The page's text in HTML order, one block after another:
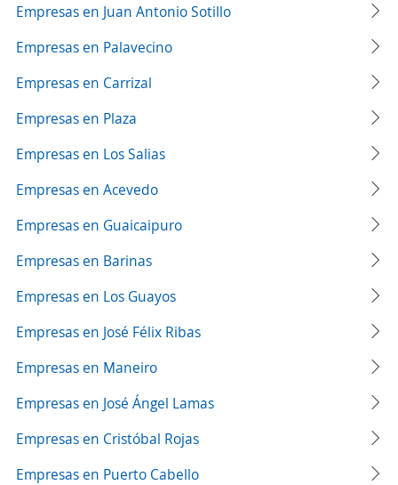
Empresas en Juan Antonio Sotillo
Empresas en Palavecino
Empresas en Carrizal
Empresas en Plaza
Empresas en Los Salias
Empresas en Acevedo
Empresas en Guaicaipuro
Empresas en Barinas
Empresas en Los Guayos
Empresas en José Félix Ribas
Empresas en Maneiro
Empresas en José Ángel Lamas
Empresas en Cristóbal Rojas
Empresas en Puerto Cabello